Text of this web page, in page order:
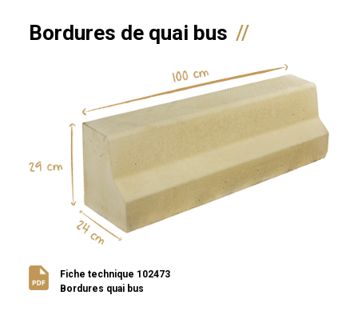
Bordures de quai bus
Fiche technique 102473
Bordures quai bus